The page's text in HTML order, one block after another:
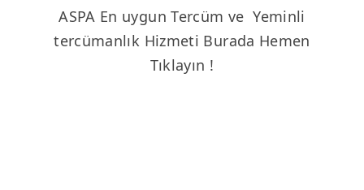
ASPA En uygun Tercüm ve Yeminli
tercümanlık Hizmeti Burada Hemen
Tıklayın !